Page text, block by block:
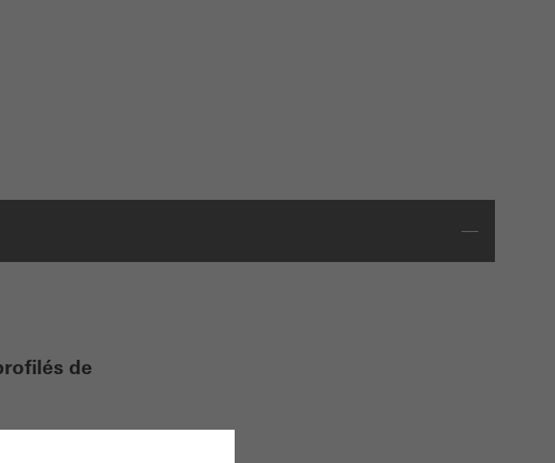
de
les façades